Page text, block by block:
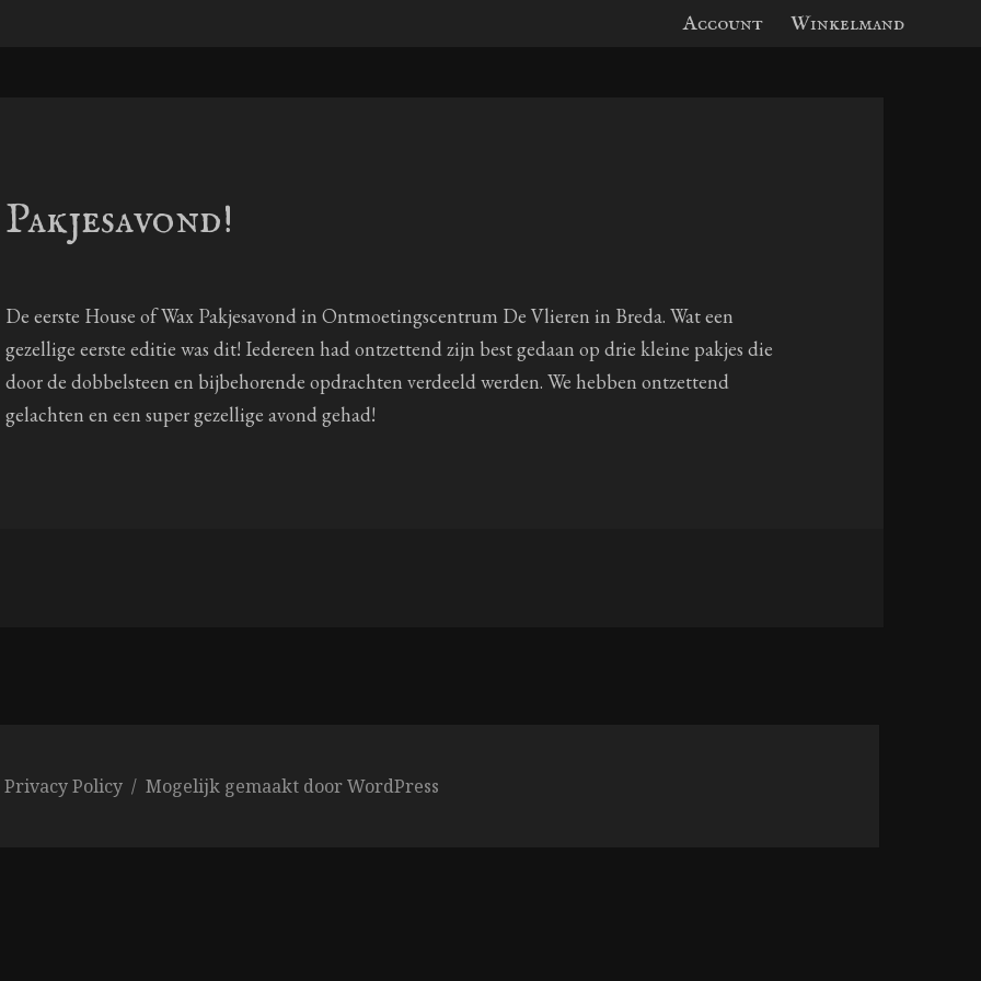
Account Winkelmand
Pakjesavond!
De eerste House of Wax Pakjesavond in Ontmoetingscentrum De Vlieren in Breda. Wat een
gezellige eerste editie was dit! Iedereen had ontzettend zijn best gedaan op drie kleine pakjes die
door de dobbelsteen en bijbehorende opdrachten verdeeld werden. We hebben ontzettend
gelachten en een super gezellige avond gehad!
Privacy Policy Mogelijk gemaakt door WordPress